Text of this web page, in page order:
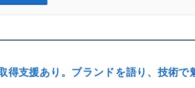
得支援あり。ブランドを語り、技術で